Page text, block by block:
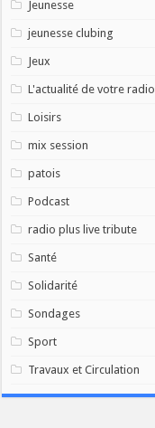
Jeunesse
jeunesse clubing
Jeux
L'actualité de votre radio
Loisirs
mix session
patois
Podcast
radio plus live tribute
Santé
Solidarité
Sondages
Sport
Travaux et Circulation